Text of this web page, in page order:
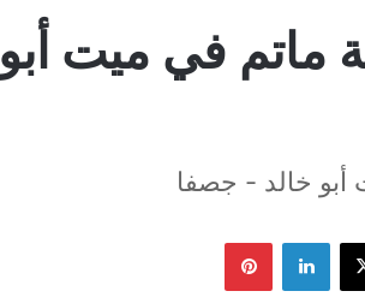
ماتم في ميت أبو
أبو خالد - جصفا
‫X لينكدإن بينتيريست